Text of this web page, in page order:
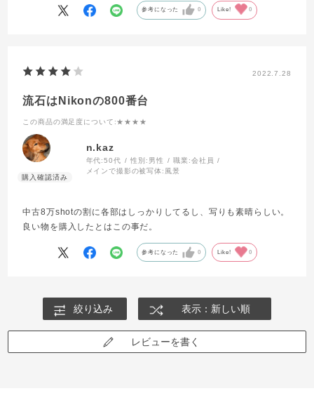
参考になった 0 Like! 0
2022.7.28
流石はNikonの800番台
この商品の満足度について :★★★★
n.kaz
年代:50代 性別: 男性 職業:会社員
メインで撮影の被写体: 風景
中古8万shotの割に各部はしっかりしてるし、写りも素晴らしい。
良い物を購入したとはこの事だ。
参考になった 0 Like! 0
絞り込み 表示：新しい順
レビューを書く